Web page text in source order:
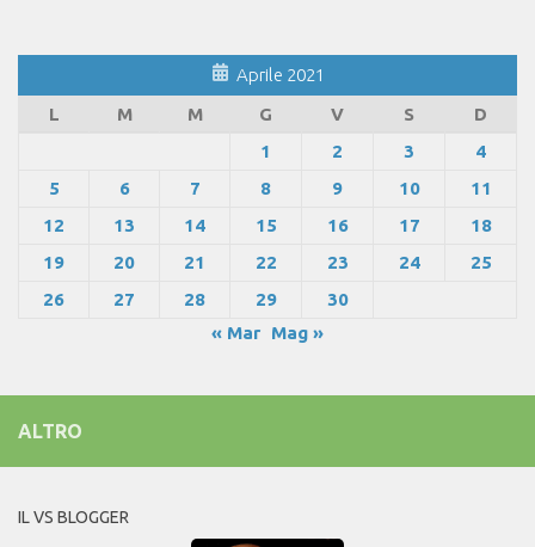
Aprile 2021
L
M M G V S
D
1
2 3
4
5
6 7 8 9 10
11
12
13 14 15 16 17
18
19
20 21 22 23 24
25
26
27 28 29
30
« Mar Mag »
ALTRO
IL VS BLOGGER